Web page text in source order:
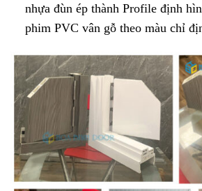
nhựa đùn ép thành Profile định
phim PVC vân gỗ theo màu chỉ